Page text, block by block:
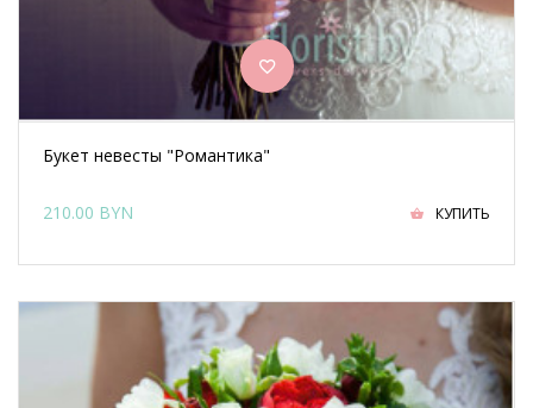
Букет невесты "Романтика"
210.00 BYN КУПИТЬ